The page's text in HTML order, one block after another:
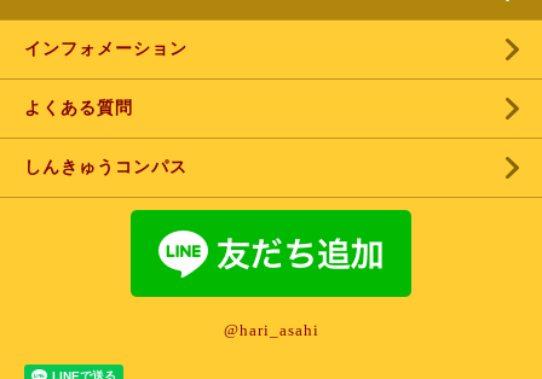
インフォメーション
よくある質問
しんきゅうコンパス
@hari_asahi